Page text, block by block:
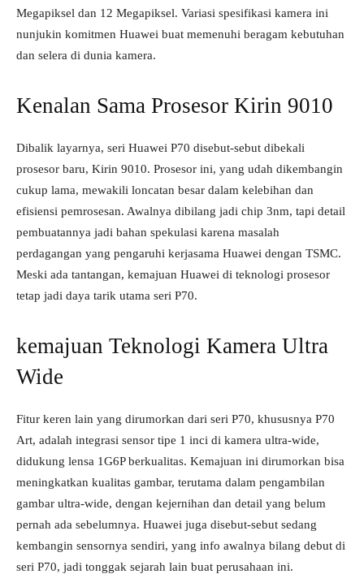
Megapiksel dan 12 Megapiksel. Variasi spesifikasi kamera ini
nunjukin komitmen Huawei buat memenuhi beragam kebutuhan
dan selera di dunia kamera.
Kenalan Sama Prosesor Kirin 9010
Dibalik layarnya, seri Huawei P70 disebut-sebut dibekali
prosesor baru, Kirin 9010. Prosesor ini, yang udah dikembangin
cukup lama, mewakili loncatan besar dalam kelebihan dan
efisiensi pemrosesan. Awalnya dibilang jadi chip 3nm, tapi detail
pembuatannya jadi bahan spekulasi karena masalah
perdagangan yang pengaruhi kerjasama Huawei dengan TSMC.
Meski ada tantangan, kemajuan Huawei di teknologi prosesor
tetap jadi daya tarik utama seri P70.
kemajuan Teknologi Kamera Ultra
Wide
Fitur keren lain yang dirumorkan dari seri P70, khususnya P70
Art, adalah integrasi sensor tipe 1 inci di kamera ultra-wide,
didukung lensa 1G6P berkualitas. Kemajuan ini dirumorkan bisa
meningkatkan kualitas gambar, terutama dalam pengambilan
gambar ultra-wide, dengan kejernihan dan detail yang belum
pernah ada sebelumnya. Huawei juga disebut-sebut sedang
kembangin sensornya sendiri, yang info awalnya bilang debut di
seri P70, jadi tonggak sejarah lain buat perusahaan ini.